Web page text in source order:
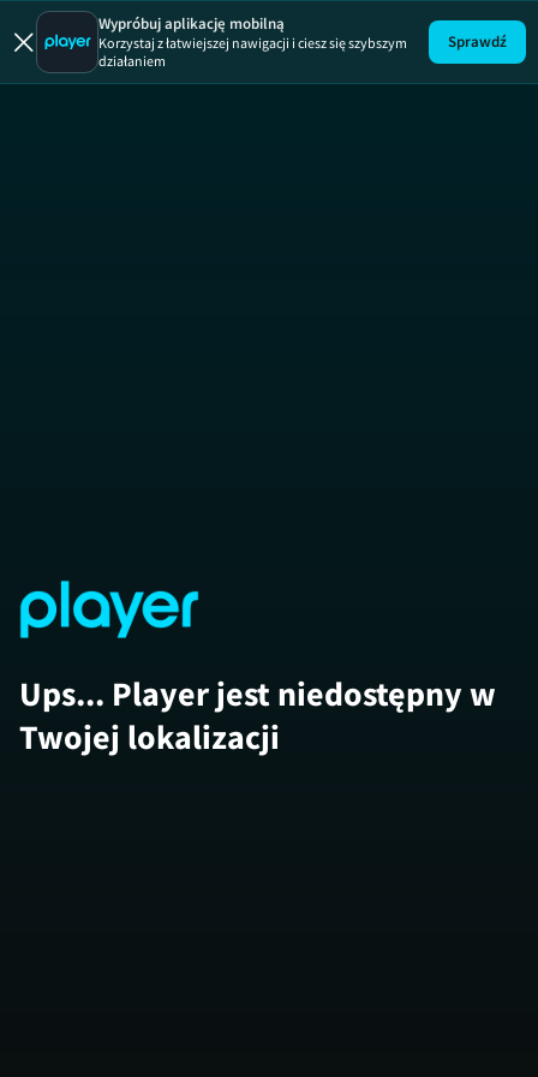
Wypróbuj aplikację mobilną
Korzystaj z łatwiejszej nawigacji i ciesz się szybszym
działaniem
Sprawdź
Ups... Player jest niedostępny w
Twojej lokalizacji